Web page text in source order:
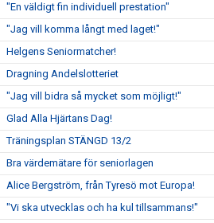
"En väldigt fin individuell prestation"
"Jag vill komma långt med laget!"
Helgens Seniormatcher!
Dragning Andelslotteriet
"Jag vill bidra så mycket som möjligt!"
Glad Alla Hjärtans Dag!
Träningsplan STÄNGD 13/2
Bra värdemätare för seniorlagen
Alice Bergström, från Tyresö mot Europa!
"Vi ska utvecklas och ha kul tillsammans!"